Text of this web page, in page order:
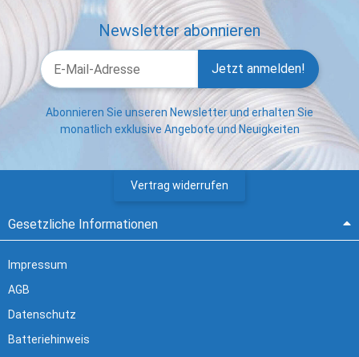
Newsletter abonnieren
Jetzt anmelden!
Abonnieren Sie unseren Newsletter und erhalten Sie
monatlich exklusive Angebote und Neuigkeiten
Vertrag widerrufen
Gesetzliche Informationen
Impressum
AGB
Datenschutz
Batteriehinweis